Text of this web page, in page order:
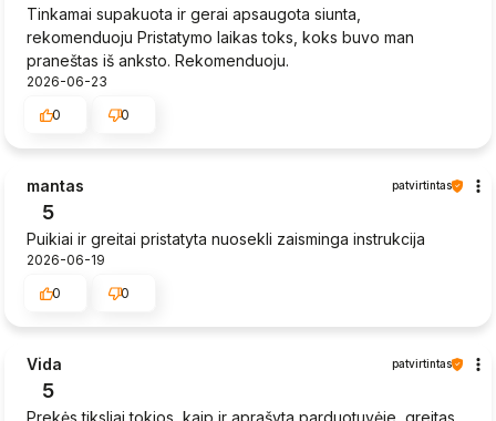
Tinkamai supakuota ir gerai apsaugota siunta,
rekomenduoju Pristatymo laikas toks, koks buvo man
praneštas iš anksto. Rekomenduoju.
2026-06-23
0
0
mantas patvirtintas
5
Puikiai ir greitai pristatyta nuosekli zaisminga instrukcija
2026-06-19
0
0
Vida patvirtintas
5